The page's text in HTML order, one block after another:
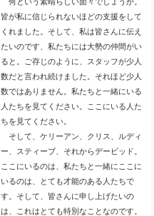
皆が私に信じられないほどの支援をして
くれました。そして、私は皆さんに伝え
たいのです、私たちには大勢の仲間がい
ると。ご存じのように、スタッフが少人
数だと言われ続けました。それほど少人
数ではありません。私たちと一緒にいる
人たちを見てください。ここにいる人た
ちを見てください。
そして、ケリーアン、クリス、ルディ
ー、スティーブ、それからデービッド。
ここにいるのは、私たちと一緒にここに
いるのは、とても才能のある人たちで
す。そして、皆さんに申し上げたいの
は、これはとても特別なことなのです。